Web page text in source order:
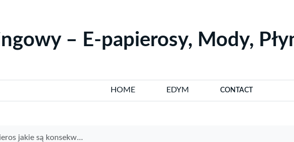
– E-papierosy, Mody,
HOME EDYM CONTACT
zdrowotne i prawne dla nieletnich